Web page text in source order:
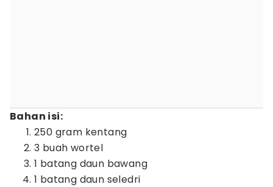
Bahan isi:
250 gram kentang
3 buah wortel
1 batang daun bawang
1 batang daun seledri